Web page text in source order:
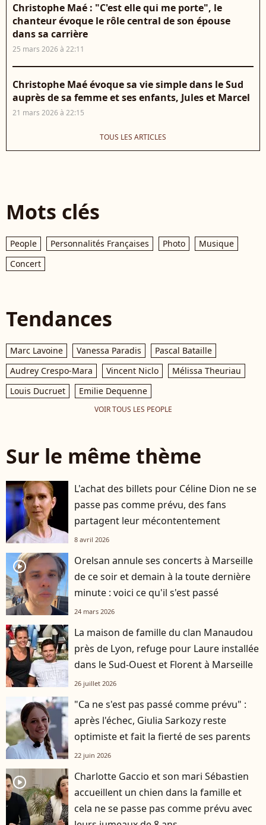
Christophe Maé : "C'est elle qui me porte", le
chanteur évoque le rôle central de son épouse
dans sa carrière
25 mars 2026 à 22:11
Christophe Maé évoque sa vie simple dans le Sud
auprès de sa femme et ses enfants, Jules et Marcel
21 mars 2026 à 22:15
TOUS LES ARTICLES
Mots clés
People Personnalités Françaises Photo
Musique
Concert
Tendances
Marc Lavoine Vanessa Paradis
Pascal Bataille
Audrey Crespo-Mara
Vincent Niclo
Mélissa Theuriau
Louis Ducruet
Emilie Dequenne
VOIR TOUS LES PEOPLE
Sur le même thème
L'achat des billets pour Céline Dion ne se
passe pas comme prévu, des fans
partagent leur mécontentement
8 avril 2026
player2
Orelsan annule ses concerts à Marseille
de ce soir et demain à la toute dernière
minute : voici ce qu'il s'est passé
24 mars 2026
La maison de famille du clan Manaudou
près de Lyon, refuge pour Laure installée
dans le Sud-Ouest et Florent à Marseille
26 juillet 2026
"Ca ne s'est pas passé comme prévu" :
après l'échec, Giulia Sarkozy reste
optimiste et fait la fierté de ses parents
22 juin 2026
player2
Charlotte Gaccio et son mari Sébastien
accueillent un chien dans la famille et
cela ne se passe pas comme prévu avec